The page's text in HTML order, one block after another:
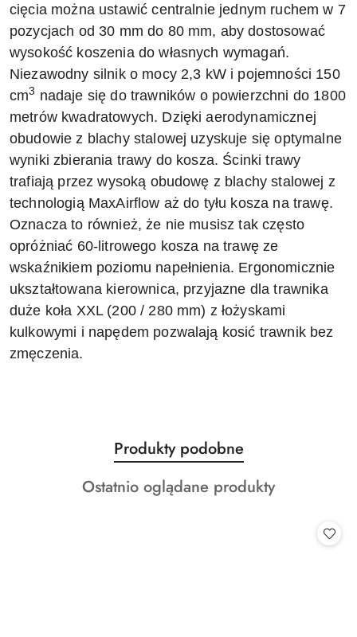
cięcia można ustawić centralnie jednym ruchem w 7
pozycjach od 30 mm do 80 mm, aby dostosować
wysokość koszenia do własnych wymagań.
Niezawodny silnik o mocy 2,3 kW i pojemności 150
cm3 nadaje się do trawników o powierzchni do 1800
metrów kwadratowych. Dzięki aerodynamicznej
obudowie z blachy stalowej uzyskuje się optymalne
wyniki zbierania trawy do kosza. Ścinki trawy
trafiają przez wysoką obudowę z blachy stalowej z
technologią MaxAirflow aż do tyłu kosza na trawę.
Oznacza to również, że nie musisz tak często
opróżniać 60-litrowego kosza na trawę ze
wskaźnikiem poziomu napełnienia. Ergonomicznie
ukształtowana kierownica, przyjazne dla trawnika
duże koła XXL (200 / 280 mm) z łożyskami
kulkowymi i napędem pozwalają kosić trawnik bez
zmęczenia.
Pomiń karuzelę produktów
Produkty
o
statusie:
Produkty podobne
Produkty
Ostatnio oglądane produkty